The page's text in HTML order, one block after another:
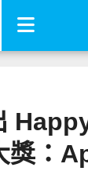
獎：